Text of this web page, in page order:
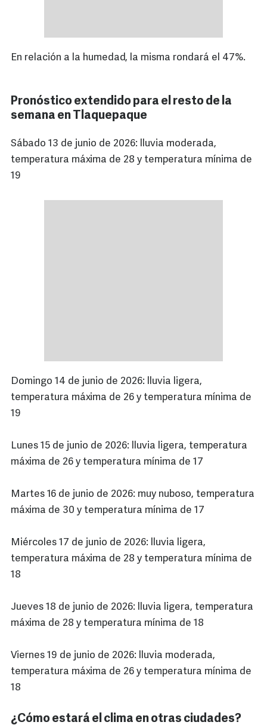
En relación a la humedad, la misma rondará el 47%.
Pronóstico extendido para el resto de la
semana en Tlaquepaque
Sábado 13 de junio de 2026: lluvia moderada,
temperatura máxima de 28 y temperatura mínima de
19
Domingo 14 de junio de 2026: lluvia ligera,
temperatura máxima de 26 y temperatura mínima de
19
Lunes 15 de junio de 2026: lluvia ligera, temperatura
máxima de 26 y temperatura mínima de 17
Martes 16 de junio de 2026: muy nuboso, temperatura
máxima de 30 y temperatura mínima de 17
Miércoles 17 de junio de 2026: lluvia ligera,
temperatura máxima de 28 y temperatura mínima de
18
Jueves 18 de junio de 2026: lluvia ligera, temperatura
máxima de 28 y temperatura mínima de 18
Viernes 19 de junio de 2026: lluvia moderada,
temperatura máxima de 26 y temperatura mínima de
18
¿Cómo estará el clima en otras ciudades?